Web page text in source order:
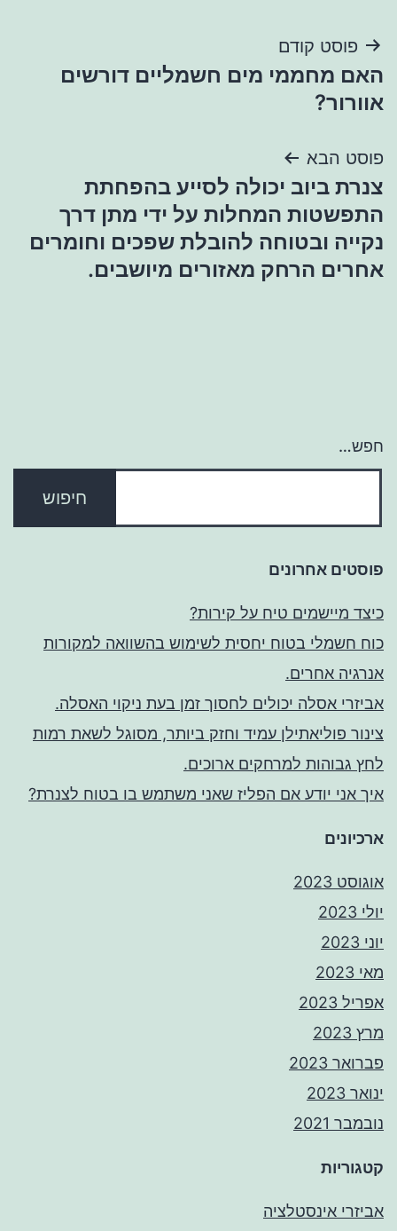
ניווט
פוסט קודם
האם מחממי מים חשמליים דורשים
אוורור?
פוסט הבא
צנרת ביוב יכולה לסייע בהפחתת
התפשטות המחלות על ידי מתן דרך
נקייה ובטוחה להובלת שפכים וחומרים
אחרים הרחק מאזורים מיושבים.
חפש…
פוסטים אחרונים
כיצד מיישמים טיח על קירות?
כוח חשמלי בטוח יחסית לשימוש בהשוואה למקורות
אנרגיה אחרים.
אביזרי אסלה יכולים לחסוך זמן בעת ניקוי האסלה.
צינור פוליאתילן עמיד וחזק ביותר, מסוגל לשאת רמות
לחץ גבוהות למרחקים ארוכים.
איך אני יודע אם הפליז שאני משתמש בו בטוח לצנרת?
ארכיונים
אוגוסט 2023
יולי 2023
יוני 2023
מאי 2023
אפריל 2023
מרץ 2023
פברואר 2023
ינואר 2023
נובמבר 2021
קטגוריות
אביזרי אינסטלציה